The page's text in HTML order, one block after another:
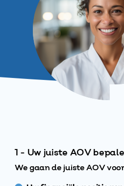
1 - Uw juiste AOV
We gaan de juiste AOV